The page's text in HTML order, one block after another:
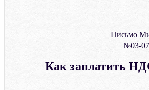
Письмо
№03-
Как заплатить